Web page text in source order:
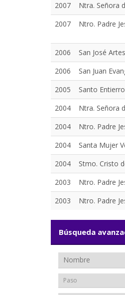
2007
Ntra. Señora
2007
Ntro. Padre
2006
San José
2006
San Juan
2005
Santo
2004
Ntra. Señora
2004
Ntro. Padre
2004
Santa Mujer
2004
Stmo. Cristo
2003
Ntro. Padre
2003
Ntro. Padre
Búsqueda
Paso